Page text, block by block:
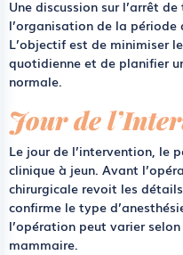
Une discussion sur l’arrêt
l’organisation de la période
L’objectif est de minimiser
quotidienne et de planifier
normale.
Jour de
Le jour de l’intervention, le
clinique à jeun. Avant
chirurgicale revoit les
confirme le type
l’opération peut varier
mammaire.